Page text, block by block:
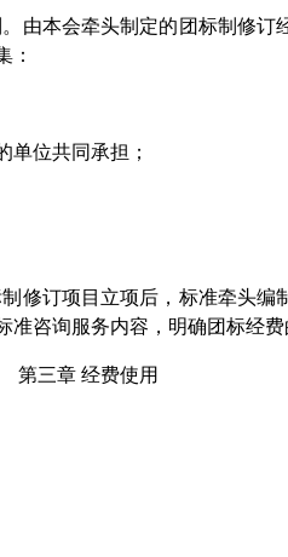
由本会牵头制定的团标制修
：
单位共同承担；
修订项目立项后，标准牵头编
咨询服务内容，明确团标经
第三章 经费使用